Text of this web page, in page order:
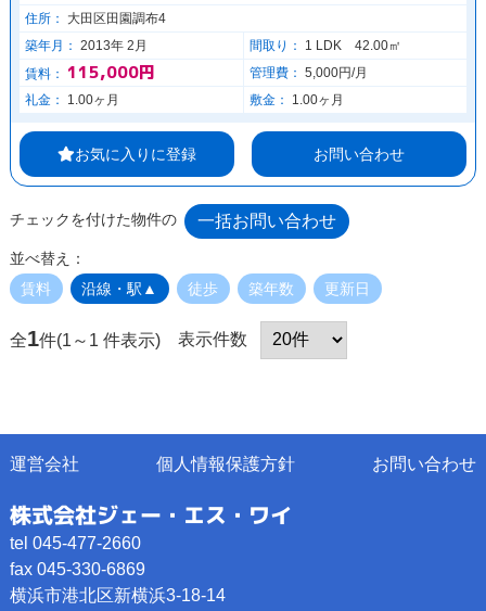
住所：
大田区田園調布4
築年月： 2013年 2月 間取り：
1 LDK 42.00㎡
賃料： 115,000円 管理費： 5,000円/月
礼金：
1.00ヶ月 敷金： 1.00ヶ月
お気に入りに登録 お問い合わせ
チェックを付けた物件の
並べ替え：
賃料
沿線・駅▲ 徒歩 築年数 更新日
全1件(1～1 件表示) 表示件数
運営会社 個人情報保護方針 お問い合わせ
株式会社ジェー・エス・ワイ
tel 045-477-2660
fax 045-330-6869
横浜市港北区新横浜3-18-14